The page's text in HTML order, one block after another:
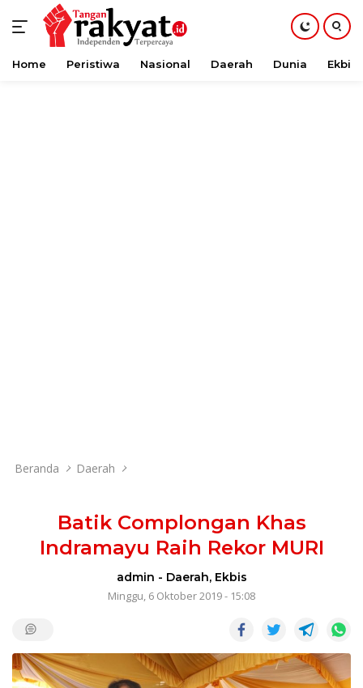
Langsung
Home Peristiwa Nasional Daerah Dunia Ekbis
Beranda Daerah
Batik Complongan Khas
Indramayu Raih Rekor MURI
admin - Daerah, Ekbis
Minggu, 6 Oktober 2019 - 15:08